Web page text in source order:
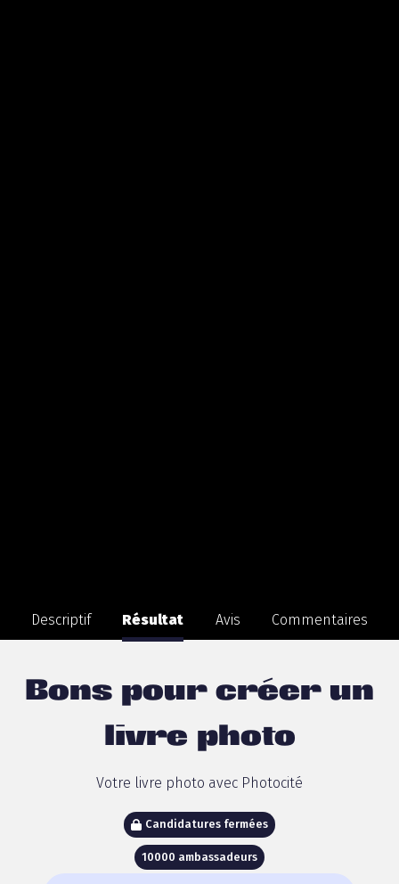
Descriptif Résultat Avis Commentaires
Bons pour créer un
livre photo
Votre livre photo avec Photocité
Candidatures fermées
10000 ambassadeurs